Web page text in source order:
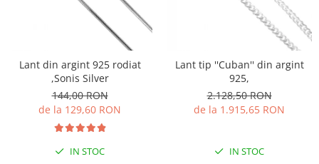
Lant din argint 925 rodiat
,Sonis Silver
144,00 RON
de la 129,60 RON
IN STOC
Lant tip ''Cuban'' din argint
925,
2.128,50 RON
de la 1.915,65 RON
IN STOC